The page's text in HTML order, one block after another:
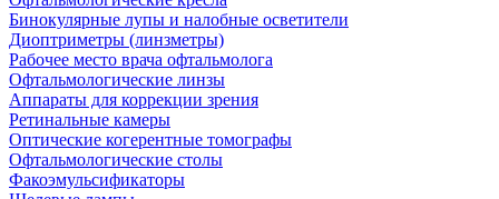
Бинокулярные лупы и налобные осветители
Диоптриметры (линзметры)
Рабочее место врача офтальмолога
Офтальмологические линзы
Аппараты для коррекции зрения
Ретинальные камеры
Оптические когерентные томографы
Офтальмологические столы
Факоэмульсификаторы